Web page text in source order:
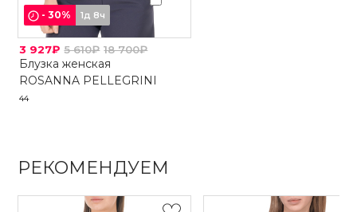
-30% 1д 8ч
3 927₽ 5 610₽ 18 700₽
Блузка женская
ROSANNA PELLEGRINI
44
РЕКОМЕНДУЕМ